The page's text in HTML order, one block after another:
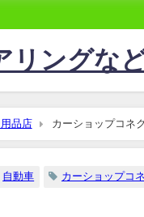
ングな
品店 カーショップコネ
自動車 カーショップコ